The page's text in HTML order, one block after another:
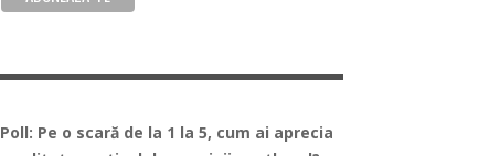
Poll: Pe o scară de la 1 la 5, cum ai aprecia